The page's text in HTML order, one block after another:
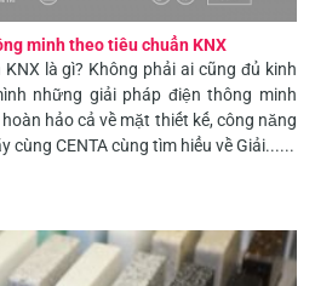
minh theo tiêu chuẩn KNX
là gì? Không phải ai cũng đủ kinh
những giải pháp điện thông minh
hảo cả về mặt thiết kế, công năng
cùng CENTA cùng tìm hiểu về Giải......